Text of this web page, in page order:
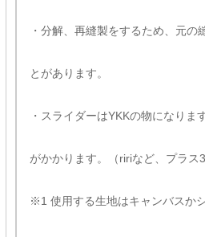
・分解、再縫製をするため、元の
とがあります。
・スライダーはYKKの物になりま
がかかります。（ririなど、プラス
※1 使用する生地はキャンバスか